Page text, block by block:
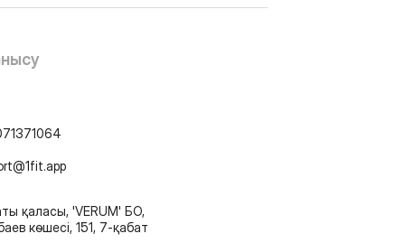
қаласы, 'VERUM' БО,
көшесі, 151, 7-қабат